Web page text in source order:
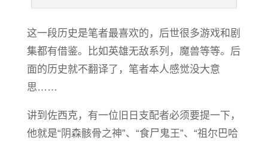
这一段历史是笔者最喜欢的，后世很多游戏和剧
集都有借鉴。比如英雄无敌系列，魔兽等等。后
面的历史就不翻译了，笔者本人感觉没大意
思……
讲到佐西克，有一位旧日支配者必须要提一下，
他就是“阴森骸骨之神”、“食尸鬼王”、“祖尔巴哈